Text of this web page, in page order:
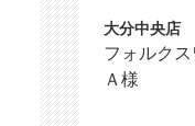
大分中央店
フォルクス
Ａ様